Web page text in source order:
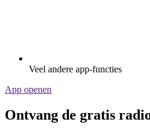
Veel andere app-functies
App openen
Ontvang de gratis